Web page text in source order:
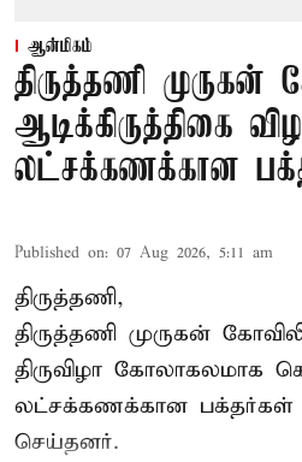
ஆன்மிகம்
திருத்தணி முருகன்
ஆடிக்கிருத்திகை
லட்சக்கணக்கான
Published on: 07 Aug 2026, 5:11 am
திருத்தணி,
திருத்தணி முருகன்
திருவிழா கோலாகலமாக
லட்சக்கணக்கான பக்தர்கள்
செய்தனர்.